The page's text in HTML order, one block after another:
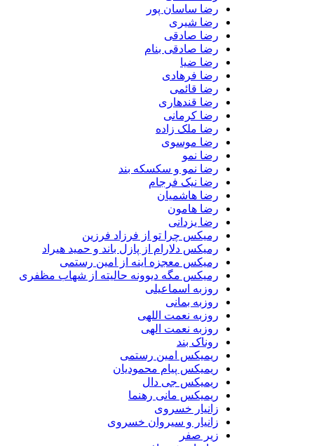
رضا ساسان پور
رضا شیری
رضا صادقی
رضا صادقی بنام
رضا ضیا
رضا فرهادی
رضا قائمی
رضا قندهاری
رضا کرمانی
رضا ملک زاده
رضا موسوی
رضا نمو
رضا نمو و سکسکه بند
رضا نیک فرجام
رضا هاشمیان
رضا هامون
رضا یزدانی
رمیکس چرا تو از فرزاد فرزین
رمیکس دلارام از پازل باند و حمید هیراد
رمیکس معجزه اینه از امین رستمی
رمیکس مگه دیوونه حالیته از شهاب مظفری
روزبه اسماعیلی
روزبه بمانی
روزبه نعمت اللهی
روزبه نعمت الهی
روناک بند
ریمیکس امین رستمی
ریمیکس پیام محمودیان
ریمیکس جی دال
ریمیکس مانی رهنما
زانیار خسروی
زانیار و سیروان خسروی
زیر صفر